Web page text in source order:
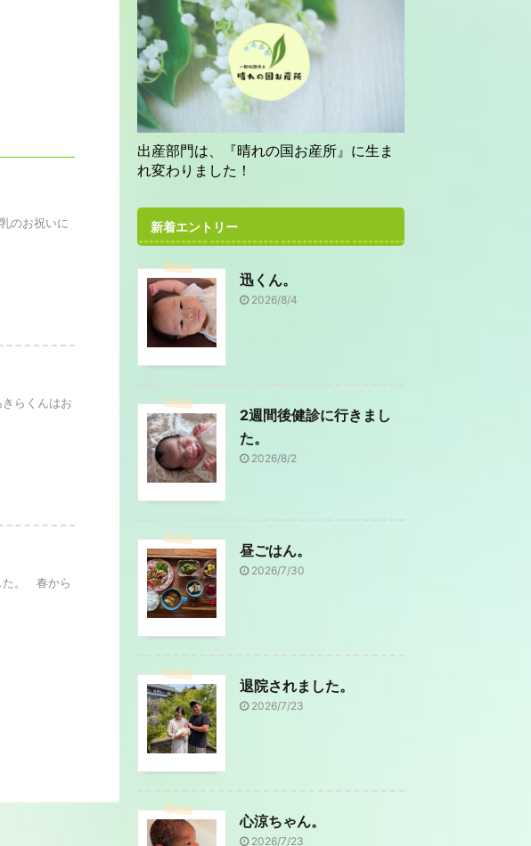
のお祝いに
らくんはお
た。 春から
出産部門は、『晴れの国お産所』に生ま
れ変わりました！
新着エントリー
迅くん。
2026/8/4
2週間後健診に行きまし
た。
2026/8/2
昼ごはん。
2026/7/30
退院されました。
2026/7/23
心涼ちゃん。
2026/7/23